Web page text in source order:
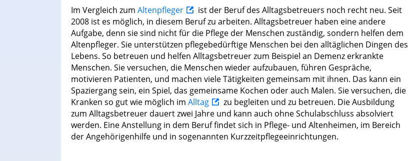
Im Vergleich zum Altenpfleger
ist der Beruf des Alltagsbetreuers noch recht neu. Seit
2008 ist es möglich, in diesem Beruf zu arbeiten. Alltagsbetreuer haben eine andere
Aufgabe, denn sie sind nicht für die Pflege der Menschen zuständig, sondern helfen dem
Altenpfleger. Sie unterstützen pflegebedürftige Menschen bei den alltäglichen Dingen des
Lebens. So betreuen und helfen Alltagsbetreuer zum Beispiel an Demenz erkrankte
Menschen. Sie versuchen, die Menschen wieder aufzubauen, führen Gespräche,
motivieren Patienten, und machen viele Tätigkeiten gemeinsam mit ihnen. Das kann ein
Spaziergang sein, ein Spiel, das gemeinsame Kochen oder auch Malen. Sie versuchen, die
Kranken so gut wie möglich im Alltag
zu begleiten und zu betreuen. Die Ausbildung
zum Alltagsbetreuer dauert zwei Jahre und kann auch ohne Schulabschluss absolviert
werden. Eine Anstellung in dem Beruf findet sich in Pflege- und Altenheimen, im Bereich
der Angehörigenhilfe und in sogenannten Kurzzeitpflegeeinrichtungen.